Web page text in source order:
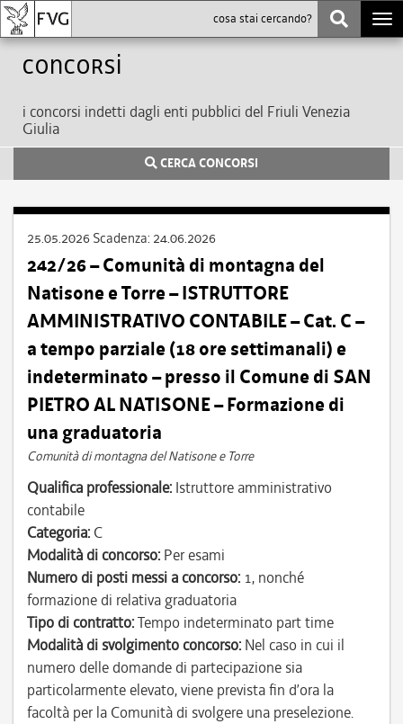
Concorsi
i concorsi indetti dagli enti pubblici del Friuli Venezia
Giulia
CERCA CONCORSI
25.05.2026 Scadenza: 24.06.2026
242/26 – Comunità di montagna del
Natisone e Torre – ISTRUTTORE
AMMINISTRATIVO CONTABILE – Cat. C –
a tempo parziale (18 ore settimanali) e
indeterminato – presso il Comune di SAN
PIETRO AL NATISONE – Formazione di
una graduatoria
Comunità di montagna del Natisone e Torre
Qualifica professionale: Istruttore amministrativo
contabile
Categoria: C
Modalità di concorso: Per esami
Numero di posti messi a concorso: 1, nonché
formazione di relativa graduatoria
Tipo di contratto:Tempo indeterminato part time
Modalità di svolgimento concorso: Nel caso in cui il
numero delle domande di partecipazione sia
particolarmente elevato, viene prevista fin d’ora la
facoltà per la Comunità di svolgere una preselezione.